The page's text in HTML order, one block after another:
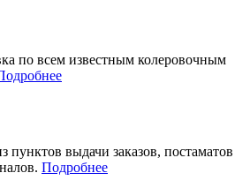
по всем известным колеровочным
пунктов выдачи заказов, постаматов
Подробнее